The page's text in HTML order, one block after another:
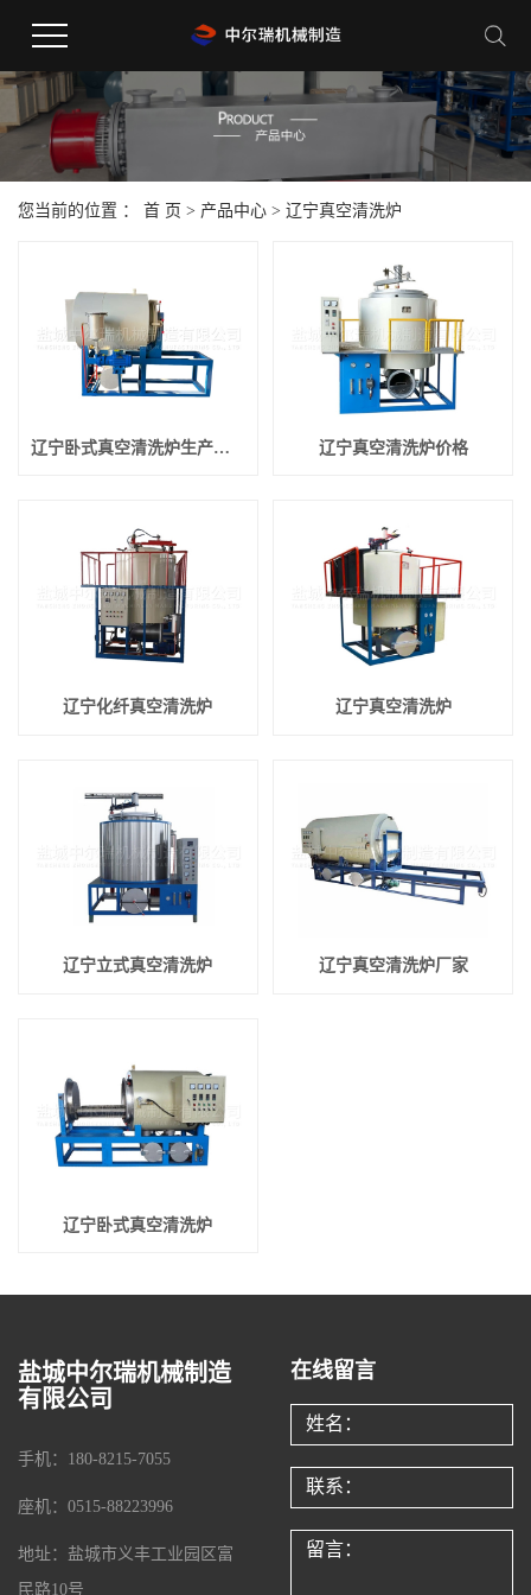
您当前的位置 ： 首 页 > 产品中心 > 辽宁真空清洗炉
辽宁卧式真空清洗炉生产厂家 辽宁真空清洗炉价格
辽宁化纤真空清洗炉 辽宁真空清洗炉
辽宁立式真空清洗炉 辽宁真空清洗炉厂家
辽宁卧式真空清洗炉
盐城中尔瑞机械制造
有限公司
手机：180-8215-7055
座机：0515-88223996
地址：盐城市义丰工业园区富
民路10号
在线留言